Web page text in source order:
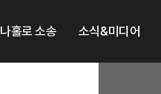
나홀로 소송 소식&미디어